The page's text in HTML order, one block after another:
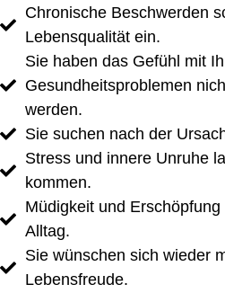
Chronische Beschwerden
Lebensqualität ein.
Sie haben das Gefühl mit
Gesundheitsproblemen
werden.
Sie suchen nach der
Stress und innere Unruhe
kommen.
Müdigkeit und
Alltag.​
Sie wünschen sich wieder
Lebensfreude.